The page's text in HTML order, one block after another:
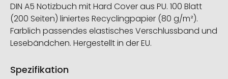
DIN A5 Notizbuch mit Hard Cover aus PU. 100 Blatt
(200 Seiten) liniertes Recyclingpapier (80 g/m²).
Farblich passendes elastisches Verschlussband und
Lesebändchen. Hergestellt in der EU.
Spezifikation